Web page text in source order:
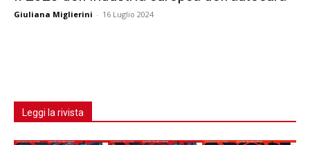
Giuliana Miglierini - 16 Luglio 2024
Leggi la rivista